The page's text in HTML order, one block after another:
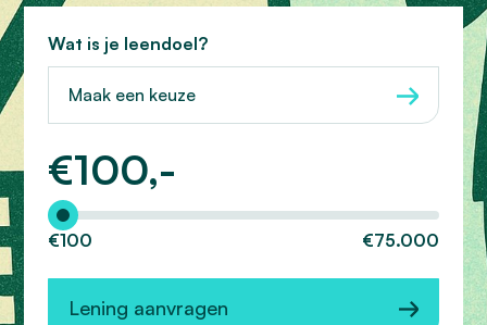
Wat is je leendoel?
Maak een keuze
€100,-
Hoeveel wilt u lenen?
€100 €75.000
Lening aanvragen